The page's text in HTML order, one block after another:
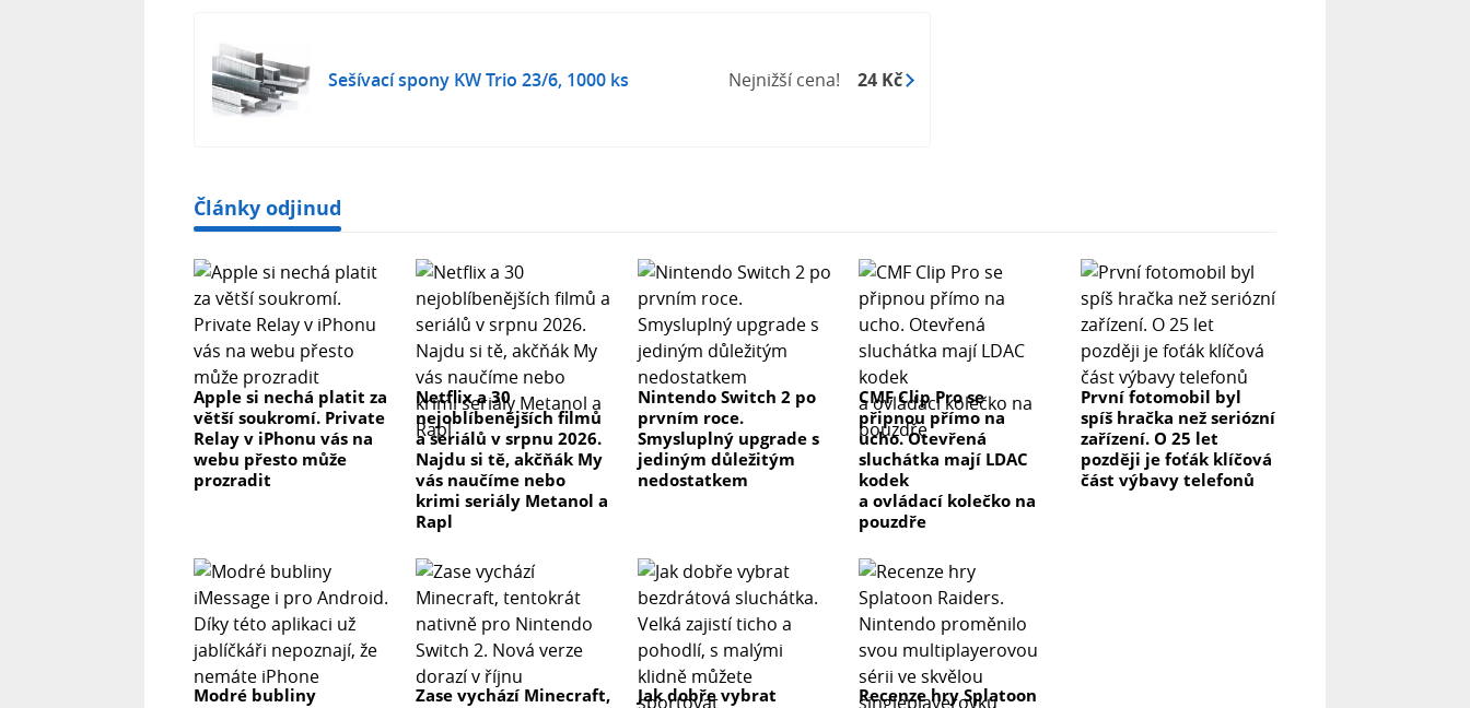
Sešívací spony KW Trio 23/6, 1000 ks Nejnižší cena! 24 Kč
Články odjinud
Apple si nechá platit za
větší soukromí. Private
Relay v iPhonu vás na
webu přesto může
prozradit
Netflix a 30
nejoblíbenějších filmů
a seriálů v srpnu 2026.
Najdu si tě, akčňák My
vás naučíme nebo
krimi seriály Metanol a
Rapl
Nintendo Switch 2 po
prvním roce.
Smysluplný upgrade s
jediným důležitým
nedostatkem
CMF Clip Pro se
připnou přímo na
ucho. Otevřená
sluchátka mají LDAC
kodek
a ovládací kolečko na
pouzdře
První fotomobil byl
spíš hračka než seriózní
zařízení. O 25 let
později je foťák klíčová
část výbavy telefonů
Modré bubliny
Zase vychází Minecraft,
Jak dobře vybrat
Recenze hry Splatoon